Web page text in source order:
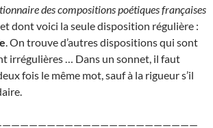
des compositions poétiques françaises
dont voici la seule disposition régulière :
. On trouve d’autres dispositions qui sont
irrégulières … Dans un sonnet, il faut
fois le même mot, sauf à la rigueur s’il